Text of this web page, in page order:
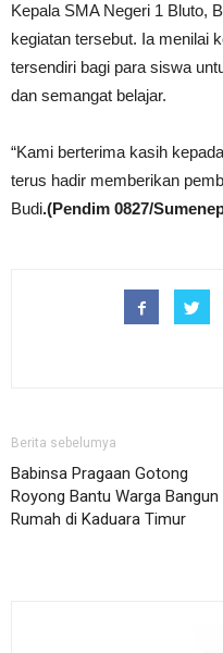
Kepala SMA Negeri 1 Bluto,
kegiatan tersebut. Ia menilai
tersendiri bagi para siswa
dan semangat belajar.
“Kami berterima kasih
terus hadir memberikan
Budi.(Pendim 0827/
Berita sebelumya
Babinsa Pragaan Gotong
Royong Bantu Warga Bangun
Rumah di Kaduara Timur